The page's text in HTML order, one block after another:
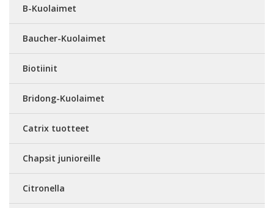
B-Kuolaimet
Baucher-Kuolaimet
Biotiinit
Bridong-Kuolaimet
Catrix tuotteet
Chapsit junioreille
Citronella